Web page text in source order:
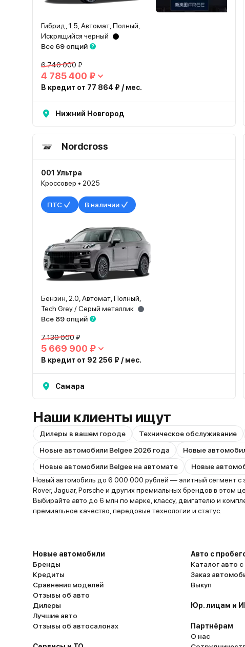
Гибрид, 1.5, Автомат, Полный,
Искрящийся черный
Все 69 опций
6 740 000 ₽
4 785 400 ₽
В кредит от 77 864 ₽ / мес.
Нижний Новгород
Nordcross
001 Ультра
Кроссовер • 2025
ПТС В наличии
Бензин, 2.0, Автомат, Полный,
Tech Grey / Серый металлик
Все 89 опций
7 130 000 ₽
5 669 900 ₽
В кредит от 92 256 ₽ / мес.
Самара
Наши клиенты ищут
Дилеры в вашем городе Техническое обслуживание
Новые автомобили Belgee 2026 года
Новые автомобили Belgee на автомате
Новый автомобиль до 6 000 000 рублей — элитный сегмент с
Rover, Jaguar, Porsche и других премиальных брендов в этом
Выбирайте авто до 6 млн по марке, классу, двигателю и
премиальное качество, передовые технологии и статус.
Новые автомобили
Бренды
Кредиты
Сравнения моделей
Отзывы об авто
Дилеры
Лучшие авто
Отзывы об автосалонах
Авто с
Каталог авто
Заказ
Выкуп
Юр. лицам и
Партнёрам
О нас